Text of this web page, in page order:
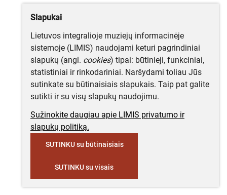
Slapukai
Lietuvos integralioje muziejų informacinėje
sistemoje (LIMIS) naudojami keturi pagrindiniai
slapukų (angl. cookies) tipai: būtinieji, funkciniai,
statistiniai ir rinkodariniai. Naršydami toliau Jūs
sutinkate su būtinaisiais slapukais. Taip pat galite
sutikti ir su visų slapukų naudojimu.
Sužinokite daugiau apie LIMIS privatumo ir
slapukų politiką.
SUTINKU su būtinaisiais
SUTINKU su visais